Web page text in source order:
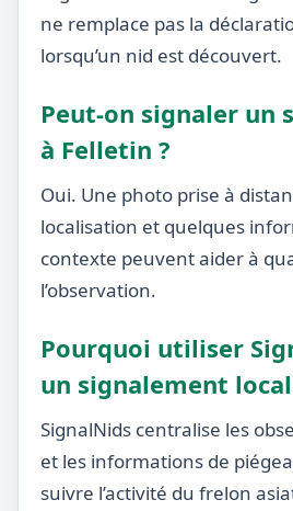
ne remplace pas la
lorsqu’un nid est découvert.
Peut-on signaler un
à Felletin ?
Oui. Une photo prise à
localisation et quelques
contexte peuvent aider à
l’observation.
Pourquoi utiliser
un signalement local
SignalNids centralise les
et les informations de
suivre l’activité du frelon